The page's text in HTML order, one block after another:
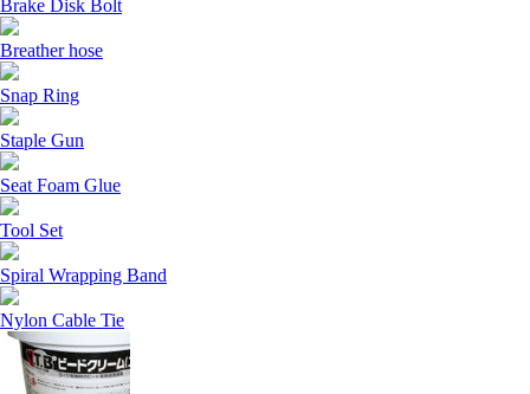
Brake Disk Bolt
Breather hose
Snap Ring
Staple Gun
Seat Foam Glue
Tool Set
Spiral Wrapping Band
Nylon Cable Tie